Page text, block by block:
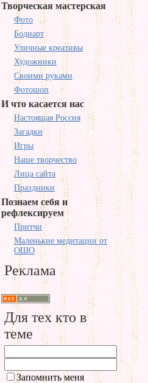
Творческая мастерская
Фото
Бодиарт
Уличные креативы
Художники
Своими руками
Фотошоп
И что касается нас
Настоящая Россия
Загадки
Игры
Наше творчество
Лица сайта
Праздники
Познаем себя и
рефлексируем
Притчи
Маленькие медитации от
ОШО
Реклама
Для тех кто в
теме
Запомнить меня